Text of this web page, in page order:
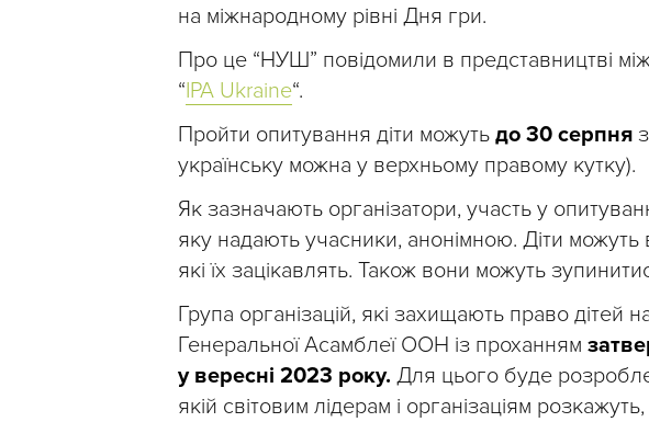
на міжнародному рівні Дня гри.
Про це “НУШ” повідомили в представництві
“IPA Ukraine“.
Пройти опитування діти можуть до 30 серпня
українську можна у верхньому правому кутку).
Як зазначають організатори, участь у
яку надають учасники, анонімною. Діти можуть
які їх зацікавлять. Також вони можуть
Група організацій, які захищають право дітей
Генеральної Асамблеї ООН із проханням
у вересні 2023 року. Для цього буде
якій світовим лідерам і організаціям